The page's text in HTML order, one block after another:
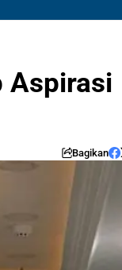
Aspirasi
Bagikan